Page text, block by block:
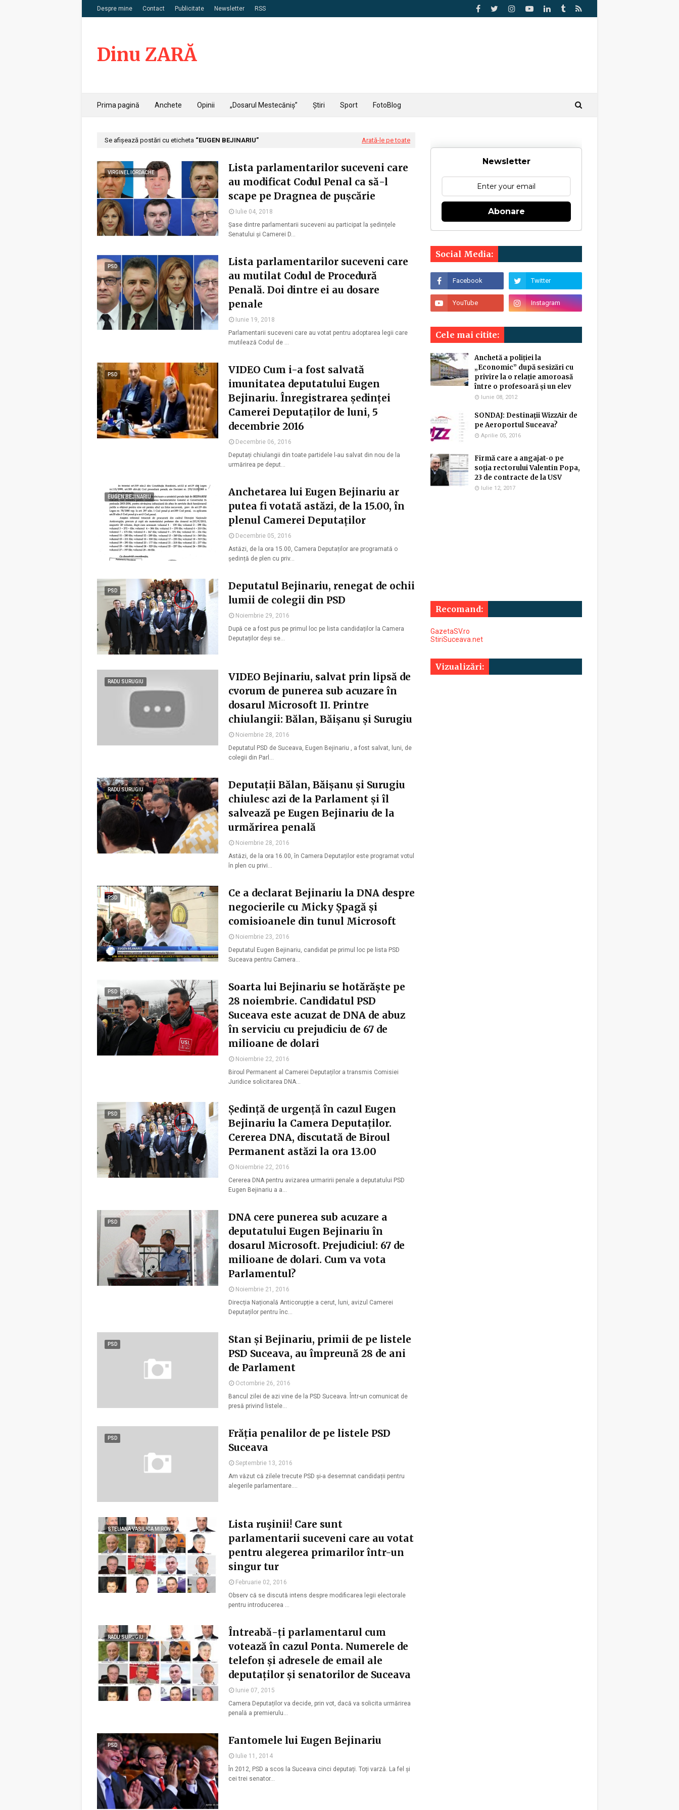
Despre mine Contact Publicitate Newsletter RSS
Dinu ZARĂ
Prima pagină Anchete Opinii „Dosarul Mestecăniș” Știri Sport FotoBlog
Se afișează postări cu eticheta EUGEN BEJINARIU Arată-le pe toate
VIRGINEL IORDACHE
Lista parlamentarilor suceveni care
au modificat Codul Penal ca să-l
scape pe Dragnea de pușcărie
Iulie 04, 2018
Șase dintre parlamentarii suceveni au participat la ședințele
Senatului și Camerei D…
PSD
Lista parlamentarilor suceveni care
au mutilat Codul de Procedură
Penală. Doi dintre ei au dosare
penale
Iunie 19, 2018
Parlamentarii suceveni care au votat pentru adoptarea legii care
mutilează Codul de …
PSD
VIDEO Cum i-a fost salvată
imunitatea deputatului Eugen
Bejinariu. Înregistrarea ședinței
Camerei Deputaților de luni, 5
decembrie 2016
Decembrie 06, 2016
Deputați chiulangii din toate partidele l-au salvat din nou de la
urmărirea pe deput…
EUGEN BEJINARIU
Anchetarea lui Eugen Bejinariu ar
putea fi votată astăzi, de la 15.00, în
plenul Camerei Deputaților
Decembrie 05, 2016
Astăzi, de la ora 15.00, Camera Deputaților are programată o
ședință de plen cu priv…
PSD
Deputatul Bejinariu, renegat de ochii
lumii de colegii din PSD
Noiembrie 29, 2016
După ce a fost pus pe primul loc pe lista candidaților la Camera
Deputaților deși se…
RADU SURUGIU
VIDEO Bejinariu, salvat prin lipsă de
cvorum de punerea sub acuzare în
dosarul Microsoft II. Printre
chiulangii: Bălan, Băișanu și Surugiu
Noiembrie 28, 2016
Deputatul PSD de Suceava, Eugen Bejinariu , a fost salvat, luni, de
colegii din Parl…
RADU SURUGIU
Deputații Bălan, Băișanu și Surugiu
chiulesc azi de la Parlament și îl
salvează pe Eugen Bejinariu de la
urmărirea penală
Noiembrie 28, 2016
Astăzi, de la ora 16.00, în Camera Deputaților este programat votul
în plen cu privi…
PSD
Ce a declarat Bejinariu la DNA despre
negocierile cu Micky Șpagă și
comisioanele din tunul Microsoft
Noiembrie 23, 2016
Deputatul Eugen Bejinariu, candidat pe primul loc pe lista PSD
Suceava pentru Camera…
PSD
Soarta lui Bejinariu se hotărăște pe
28 noiembrie. Candidatul PSD
Suceava este acuzat de DNA de abuz
în serviciu cu prejudiciu de 67 de
milioane de dolari
Noiembrie 22, 2016
Biroul Permanent al Camerei Deputaților a transmis Comisiei
Juridice solicitarea DNA…
PSD
Ședință de urgență în cazul Eugen
Bejinariu la Camera Deputaților.
Cererea DNA, discutată de Biroul
Permanent astăzi la ora 13.00
Noiembrie 22, 2016
Cererea DNA pentru avizarea urmaririi penale a deputatului PSD
Eugen Bejinariu a a…
PSD
DNA cere punerea sub acuzare a
deputatului Eugen Bejinariu în
dosarul Microsoft. Prejudiciul: 67 de
milioane de dolari. Cum va vota
Parlamentul?
Noiembrie 21, 2016
Direcția Națională Anticorupție a cerut, luni, avizul Camerei
Deputaților pentru înc…
PSD
Stan și Bejinariu, primii de pe listele
PSD Suceava, au împreună 28 de ani
de Parlament
Octombrie 26, 2016
Bancul zilei de azi vine de la PSD Suceava. Într-un comunicat de
presă privind listele…
PSD
Frăția penalilor de pe listele PSD
Suceava
Septembrie 13, 2016
Am văzut că zilele trecute PSD și-a desemnat candidații pentru
alegerile parlamentare.…
STELIANA VASILICA MIRON
Lista ruşinii! Care sunt
parlamentarii suceveni care au votat
pentru alegerea primarilor într-un
singur tur
Februarie 02, 2016
Observ că se discută intens despre modificarea legii electorale
pentru introducerea …
RADU SURUGIU
Întreabă-ți parlamentarul cum
votează în cazul Ponta. Numerele de
telefon și adresele de email ale
deputaților și senatorilor de Suceava
Iunie 07, 2015
Camera Deputaților va decide, prin vot, dacă va solicita urmărirea
penală a premierulu…
PSD Fantomele lui Eugen Bejinariu
Iulie 11, 2014
În 2012, PSD a scos la Suceava cinci deputați. Toți varză. La fel și
cei trei senator…
Newsletter
Abonare
Social Media:
Cele mai citite:
Anchetă a poliției la
„Economic” după sesizări cu
privire la o relație amoroasă
între o profesoară și un elev
Iunie 08, 2012
SONDAJ: Destinaţii WizzAir de
pe Aeroportul Suceava?
Aprilie 05, 2016
Firmă care a angajat-o pe
soția rectorului Valentin Popa,
23 de contracte de la USV
Iulie 12, 2017
Recomand:
GazetaSV.ro
StiriSuceava.net
Vizualizări: